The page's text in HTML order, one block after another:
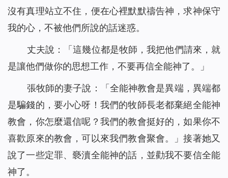
沒有真理站立不住，便在心裡默默禱告神，求神保守
我的心，不被他們所說的話迷惑。
丈夫說：「這幾位都是牧師，我把他們請來，就
是讓他們做你的思想工作，不要再信全能神了。」
張牧師的妻子說：「全能神教會是異端，異端都
是騙錢的，要小心呀！我們的牧師長老都棄絕全能神
教會，你怎麼還信呢？我們的教會挺好的，如果你不
喜歡原來的教會，可以來我們教會聚會。」接著她又
說了一些定罪、褻瀆全能神的話，並勸我不要信全能
神了。